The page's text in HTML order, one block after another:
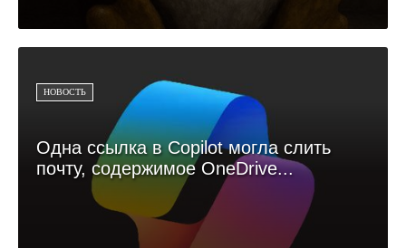
НОВОСТЬ
Одна ссылка в Copilot могла слить
почту, содержимое OneDrive...